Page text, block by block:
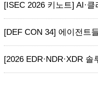
[ISEC 2026 키노트] AI·
[DEF CON 34] 에이전트
[2026 EDR·NDR·XDR